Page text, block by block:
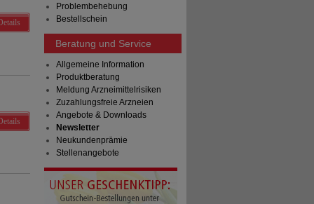
Problembehebung
Bestellschein
Beratung und Service
Allgemeine Information
Produktberatung
Meldung Arzneimittelrisiken
Zuzahlungsfreie Arzneien
Angebote & Downloads
Newsletter
Neukundenprämie
Stellenangebote